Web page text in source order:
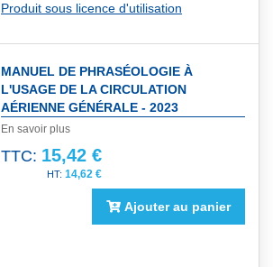
Produit sous licence d'utilisation
MANUEL DE PHRASÉOLOGIE À
L'USAGE DE LA CIRCULATION
AÉRIENNE GÉNÉRALE - 2023
En savoir plus
TTC: 15,42 €
14,62 €
Ajouter au panier